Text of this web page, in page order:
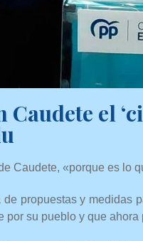
el
Caudete, «porque es lo
propuestas y medidas
por su pueblo y que